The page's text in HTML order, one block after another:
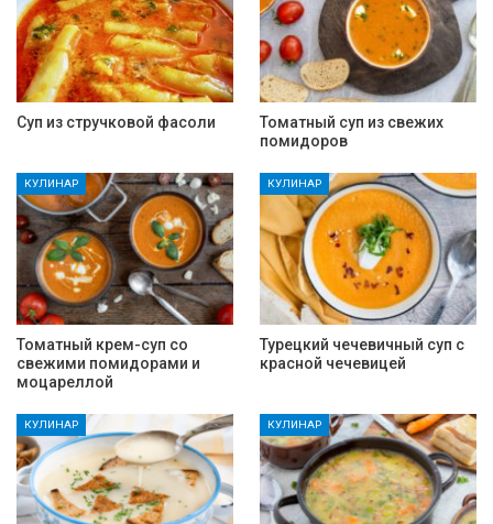
Суп из стручковой фасоли
Томатный суп из свежих
помидоров
КУЛИНАР
Томатный крем-суп со
свежими помидорами и
моцареллой
КУЛИНАР
Турецкий чечевичный суп с
красной чечевицей
КУЛИНАР КУЛИНАР